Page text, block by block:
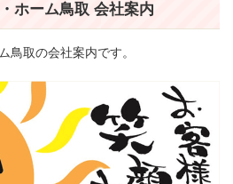
ホーム鳥取 会社案内
取の会社案内です。